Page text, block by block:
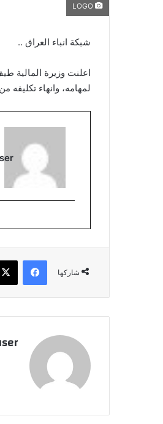
شبكة انباء العراق ..
اعلنت وزيرة المالية
لمهامه، وانهاء تكليفه
شاركها